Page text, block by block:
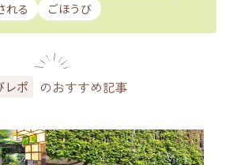
れる ごほうび
レポ のおすすめ記事